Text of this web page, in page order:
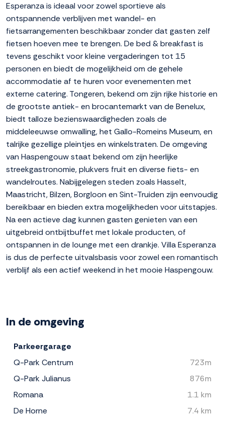
Esperanza is ideaal voor zowel sportieve als
ontspannende verblijven met wandel- en
fietsarrangementen beschikbaar zonder dat gasten zelf
fietsen hoeven mee te brengen. De bed & breakfast is
tevens geschikt voor kleine vergaderingen tot 15
personen en biedt de mogelijkheid om de gehele
accommodatie af te huren voor evenementen met
externe catering. Tongeren, bekend om zijn rijke historie en
de grootste antiek- en brocantemarkt van de Benelux,
biedt talloze bezienswaardigheden zoals de
middeleeuwse omwalling, het Gallo-Romeins Museum, en
talrijke gezellige pleintjes en winkelstraten. De omgeving
van Haspengouw staat bekend om zijn heerlijke
streekgastronomie, plukvers fruit en diverse fiets- en
wandelroutes. Nabijgelegen steden zoals Hasselt,
Maastricht, Bilzen, Borgloon en Sint-Truiden zijn eenvoudig
bereikbaar en bieden extra mogelijkheden voor uitstapjes.
Na een actieve dag kunnen gasten genieten van een
uitgebreid ontbijtbuffet met lokale producten, of
ontspannen in de lounge met een drankje. Villa Esperanza
is dus de perfecte uitvalsbasis voor zowel een romantisch
verblijf als een actief weekend in het mooie Haspengouw.
In de omgeving
Parkeergarage
Q-Park Centrum
723m
Q-Park Julianus
876m
Romana
1.1 km
De Horne
7.4 km